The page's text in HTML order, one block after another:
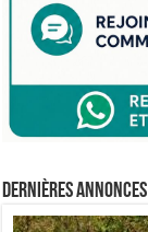
Dernières annonces